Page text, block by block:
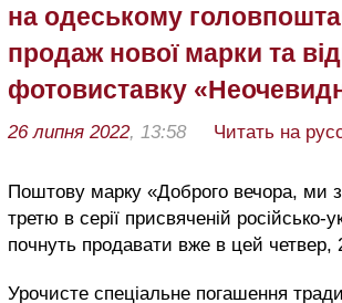
на одеському
продаж нової марки та
фотовиставку
26 липня 2022, 13:58 Читать на
Поштову марку «Доброго вечора, ми з
третю в серії присвяченій російсько-
почнуть продавати вже в цей четвер,
Урочисте спеціальне погашення